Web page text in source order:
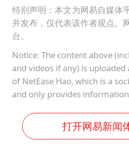
特别声明：本文为网易自媒体
并发布，仅代表该作者观点。
台。
Notice: The content above
and videos if any) is
of NetEase Hao, which is a
and only provides
打开网易新闻